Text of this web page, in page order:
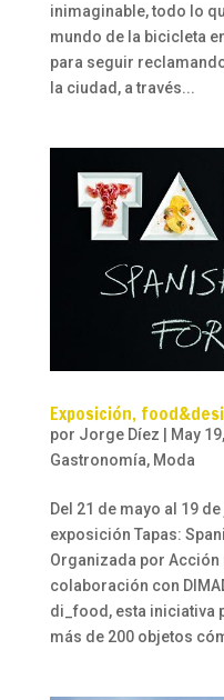
inimaginable, todo lo
mundo de la bicicleta
para seguir
la ciudad, a través...
Exposición,
por Jorge Díez May
Gastronomía, Moda
Del 21 de mayo al 19
exposición Tapas:
Organizada por Acción
colaboración con
di_food, esta iniciativa
más de 200 objetos